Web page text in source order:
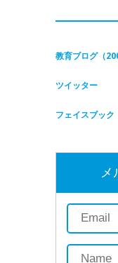
教育ブログ（
ツイッター
フェイスブック
メ